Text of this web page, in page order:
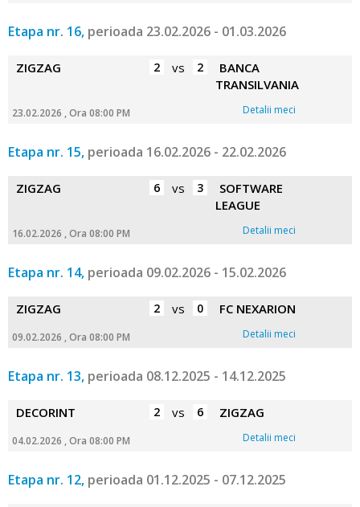
Etapa nr. 16, perioada 23.02.2026 - 01.03.2026
ZIGZAG 2 vs 2
BANCA
TRANSILVANIA
23.02.2026 , Ora 08:00 PM Detalii meci
Etapa nr. 15, perioada 16.02.2026 - 22.02.2026
ZIGZAG 6 vs 3
SOFTWARE
LEAGUE
16.02.2026 , Ora 08:00 PM Detalii meci
Etapa nr. 14, perioada 09.02.2026 - 15.02.2026
ZIGZAG 2 vs 0 FC NEXARION
09.02.2026 , Ora 08:00 PM Detalii meci
Etapa nr. 13, perioada 08.12.2025 - 14.12.2025
DECORINT 2 vs 6 ZIGZAG
04.02.2026 , Ora 08:00 PM Detalii meci
Etapa nr. 12, perioada 01.12.2025 - 07.12.2025